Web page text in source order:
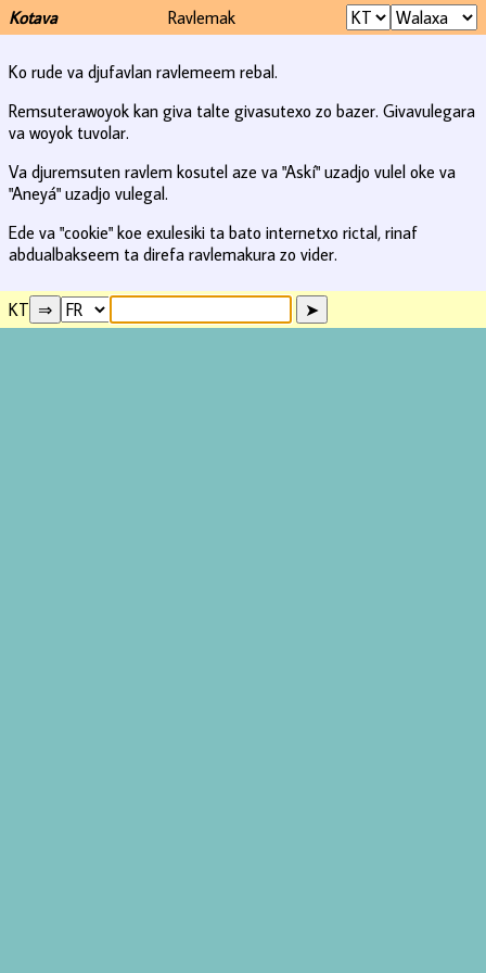
Kotava Ravlemak
Ko rude va djufavlan ravlemeem rebal.
Remsuterawoyok kan giva talte givasutexo zo bazer. Givavulegara
va woyok tuvolar.
Va djuremsuten ravlem kosutel aze va "Askí" uzadjo vulel oke va
"Aneyá" uzadjo vulegal.
Ede va "cookie" koe exulesiki ta bato internetxo rictal, rinaf
abdualbakseem ta direfa ravlemakura zo vider.
KT